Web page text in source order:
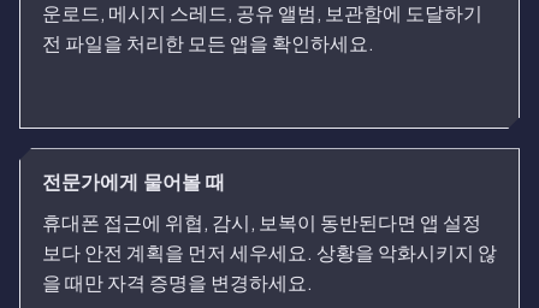
운로드, 메시지 스레드, 공유 앨범, 보관함에 도달하기
전 파일을 처리한 모든 앱을 확인하세요.
전문가에게 물어볼 때
휴대폰 접근에 위협, 감시, 보복이 동반된다면 앱 설정
보다 안전 계획을 먼저 세우세요. 상황을 악화시키지 않
을 때만 자격 증명을 변경하세요.